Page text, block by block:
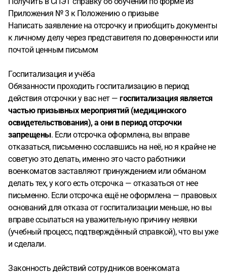
в моей ситуации, чтобы не нарушить закон и не потерять
право на освобождение по здоровью?
Приложения № 3 к Положению о призыве
Написать заявление на отсрочку и приобщить документы
к личному делу через представителя по доверенности или
почтой ценным письмом
Госпитализация и учёба
Обязанности проходить госпитализацию в период
действия отсрочки у вас нет — госпитализация является
частью призывных мероприятий (медицинского
освидетельствования), а они в период отсрочки
запрещены. Если отсрочка оформлена, вы вправе
отказаться, письменно сославшись на неё, но я крайне не
советую это делать, именно это часто работники
военкоматов заставляют принуждением или обманом
делать тех, у кого есть отсрочка — отказаться от нее
письменно. Если отсрочка ещё не оформлена — правовых
оснований для отказа от госпитализации меньше, но вы
вправе ссылаться на уважительную причину неявки
(учебный процесс, подтверждённый справкой), что вы уже
и сделали.
Законность действий сотрудников военкомата